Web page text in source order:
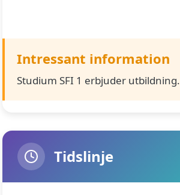
Intressant information
Studium SFI 1 erbjuder utbildning.
Tidslinje